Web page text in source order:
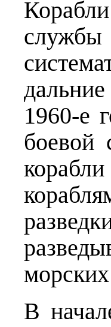
1960-е
боевой
морских
В